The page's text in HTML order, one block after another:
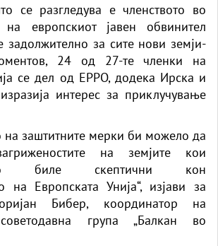
се разгледува е членството во
на европскиот јавен обвинител
задолжително за сите нови земји-
24 од 27-те членки на
се дел од EPPO, додека Ирска и
интерес за приклучување
на заштитните мерки би можело да
на земјите кои
биле скептични кон
на Европската Унија“, изјави за
Бибер, координатор на
група „Балкан во